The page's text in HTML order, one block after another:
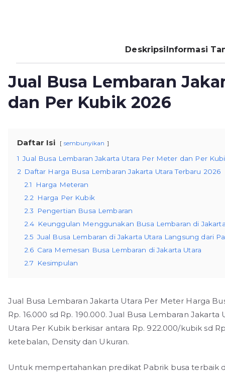
DeskripsiInformasi
Jual Busa Lembaran
dan Per Kubik 2026
Daftar Isi sembunyikan
1 Jual Busa Lembaran Jakarta Utara Per Meter dan Per
2 Daftar Harga Busa Lembaran Jakarta Utara Terbaru 2026
2.1
Harga Meteran
2.2
Harga Per Kubik
2.3
Pengertian Busa Lembaran
2.4 Keunggulan Menggunakan Busa Lembaran di
2.5 Jual Busa Lembaran di Jakarta Utara Langsung dari
2.6 Cara Memesan Busa Lembaran di Jakarta Utara
2.7
Kesimpulan
Jual Busa Lembaran Jakarta Utara Per Meter Harga
Rp. 16.000 sd Rp. 190.000. Jual Busa Lembaran
Utara Per Kubik berkisar antara Rp. 922.000/kubik sd
ketebalan, Density dan Ukuran.
Untuk mempertahankan predikat Pabrik busa terbaik